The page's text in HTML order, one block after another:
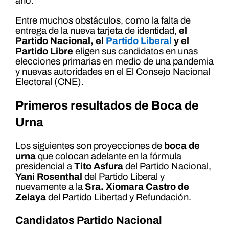
Entre muchos obstáculos, como la falta de
entrega de la nueva tarjeta de identidad, el
Partido Nacional, el Partido Liberal y el
Partido Libre eligen sus candidatos en unas
elecciones primarias en medio de una pandemia
y nuevas autoridades en el El Consejo Nacional
Electoral (CNE).
Primeros resultados de Boca de
Urna
Los siguientes son proyecciones de boca de
urnaque colocan adelante en la fórmula
presidencial a Tito Asfuradel Partido Nacional,
Yani Rosenthal del Partido Liberal y
nuevamente a la Sra. Xiomara Castro de
Zelayadel Partido Libertad y Refundación.
Candidatos Partido Nacional